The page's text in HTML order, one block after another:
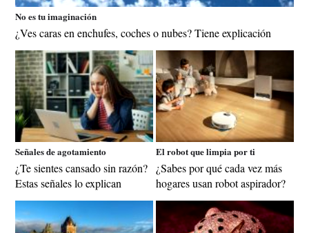
No es tu imaginación
¿Ves caras en enchufes, coches o nubes? Tiene explicación
Señales de agotamiento
¿Te sientes cansado sin razón?
Estas señales lo explican
El robot que limpia por ti
¿Sabes por qué cada vez más
hogares usan robot aspirador?